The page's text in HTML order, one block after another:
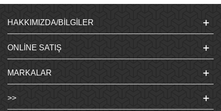
HAKKIMIZDA/BILGILER
ONLINE SATIŞ
MARKALAR
>>